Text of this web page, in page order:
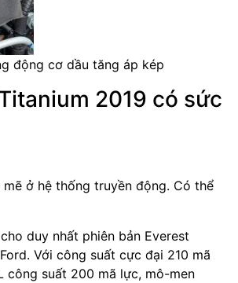
động cơ dầu tăng áp kép
2019 có sức
ở hệ thống truyền động. Có thể
duy nhất phiên bản Everest
Với công suất cực đại 210 mã
suất 200 mã lực, mô-men